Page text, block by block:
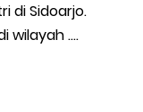
di Sidoarjo.
wilayah ….